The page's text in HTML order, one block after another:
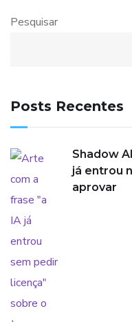
Pesquisar
Posts Recentes
Shadow
já entrou
aprovar